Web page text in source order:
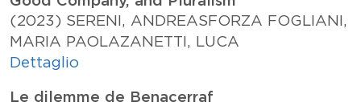
(2023) SERENI, ANDREASFORZA FOGLIANI,
MARIA PAOLAZANETTI, LUCA
Dettaglio
Le dilemme de Benacerraf